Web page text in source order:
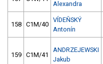
Alexandra
158 C1M/40
VÍDEŇSKÝ
Antonín
159 C1M/41
ANDRZEJEWSKI
Jakub